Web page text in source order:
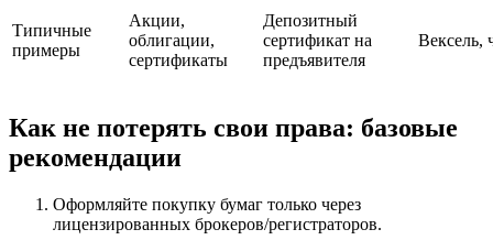
Типичные
примеры
Акции,
облигации,
сертификаты
Депозитный
сертификат на
предъявителя
Вексель,
Как не потерять свои права: базовые
рекомендации
Оформляйте покупку бумаг только через
лицензированных брокеров/регистраторов.